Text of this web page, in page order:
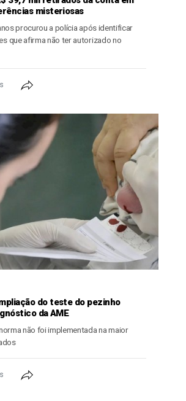
misteriosas
procurou a polícia após identificar
que afirma não ter autorizado no
do teste do pezinho
da AME
não foi implementada na maior